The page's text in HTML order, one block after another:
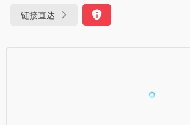
链接直达